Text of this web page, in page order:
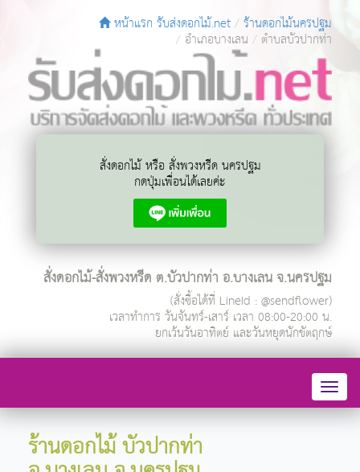
หน้าแรก รับส่งดอกไม้.net ร้านดอกไม้นครปฐม
อำเภอบางเลน ตำบลบัวปากท่า
สั่งดอกไม้ หรือ สั่งพวงหรีด นครปฐม
กดปุ่มเพื่อนได้เลยค่ะ
สั่งดอกไม้-สั่งพวงหรีด ต.บัวปากท่า อ.บางเลน จ.นครปฐม
(สั่งซื้อได้ที่ LineId : @sendflower)
เวลาทำการ วันจันทร์-เสาร์ เวลา 08:00-20:00 น.
ยกเว้นวันอาทิตย์ และวันหยุดนักขัตฤกษ์
ร้านดอกไม้ บัวปากท่า